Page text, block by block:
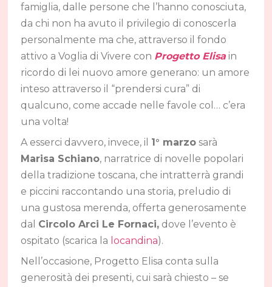
famiglia, dalle persone che l’hanno conosciuta,
da chi non ha avuto il privilegio di conoscerla
personalmente ma che, attraverso il fondo
attivo a Voglia di Vivere con Progetto Elisain
ricordo di lei nuovo amore generano: un amore
inteso attraverso il “prendersi cura” di
qualcuno, come accade nelle favole col… c’era
una volta!
A esserci davvero, invece, il 1° marzo sarà
Marisa Schiano, narratrice di novelle popolari
della tradizione toscana, che intratterrà grandi
e piccini raccontando una storia, preludio di
una gustosa merenda, offerta generosamente
dal Circolo Arci Le Fornaci, dove l’evento è
ospitato (scarica la locandina).
Nell’occasione, Progetto Elisa conta sulla
generosità dei presenti, cui sarà chiesto – se